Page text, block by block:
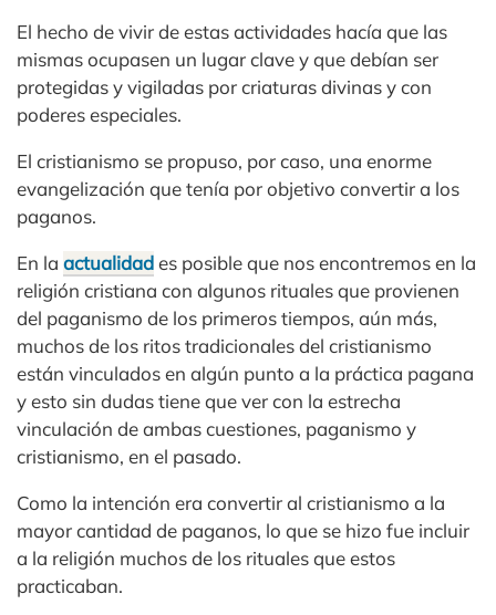
El hecho de vivir de estas actividades hacía que las
mismas ocupasen un lugar clave y que debían ser
protegidas y vigiladas por criaturas divinas y con
poderes especiales.
El cristianismo se propuso, por caso, una enorme
evangelización que tenía por objetivo convertir a los
paganos.
En la actualidades posible que nos encontremos en la
religión cristiana con algunos rituales que provienen
del paganismo de los primeros tiempos, aún más,
muchos de los ritos tradicionales del cristianismo
están vinculados en algún punto a la práctica pagana
y esto sin dudas tiene que ver con la estrecha
vinculación de ambas cuestiones, paganismo y
cristianismo, en el pasado.
Como la intención era convertir al cristianismo a la
mayor cantidad de paganos, lo que se hizo fue incluir
a la religión muchos de los rituales que estos
practicaban.